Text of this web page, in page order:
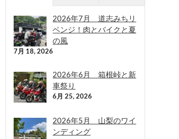
2026年7月 道志みちリ
ベンジ！肉とバイクと夏
の風
7月 18, 2026
2026年6月 箱根峠と新
車祭り
6月 25, 2026
2026年5月 山梨のワイ
ンディング